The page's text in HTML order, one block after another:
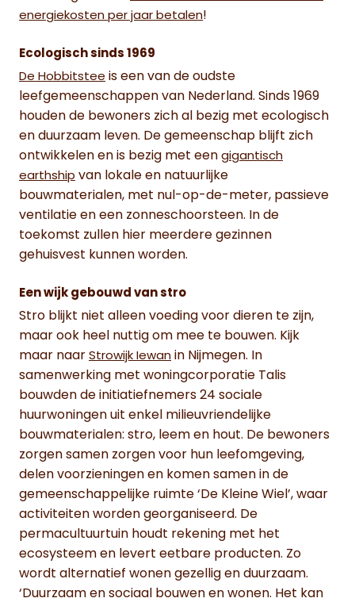
energiekosten per jaar betalen!
Ecologisch sinds 1969
De Hobbitstee is een van de oudste
leefgemeenschappen van Nederland. Sinds 1969
houden de bewoners zich al bezig met ecologisch
en duurzaam leven. De gemeenschap blijft zich
ontwikkelen en is bezig met een gigantisch
earthship van lokale en natuurlijke
bouwmaterialen, met nul-op-de-meter, passieve
ventilatie en een zonneschoorsteen. In de
toekomst zullen hier meerdere gezinnen
gehuisvest kunnen worden.
Een wijk gebouwd van stro
Stro blijkt niet alleen voeding voor dieren te zijn,
maar ook heel nuttig om mee te bouwen. Kijk
maar naar Strowijk Iewan in Nijmegen. In
samenwerking met woningcorporatie Talis
bouwden de initiatiefnemers 24 sociale
huurwoningen uit enkel milieuvriendelijke
bouwmaterialen: stro, leem en hout. De bewoners
zorgen samen zorgen voor hun leefomgeving,
delen voorzieningen en komen samen in de
gemeenschappelijke ruimte ‘De Kleine Wiel’, waar
activiteiten worden georganiseerd. De
permacultuurtuin houdt rekening met het
ecosysteem en levert eetbare producten. Zo
wordt alternatief wonen gezellig en duurzaam.
‘Duurzaam en sociaal bouwen en wonen. Het kan